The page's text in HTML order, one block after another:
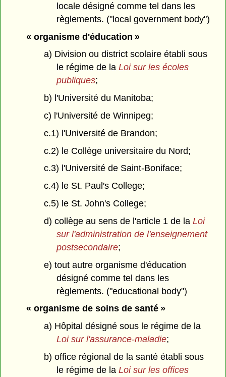
locale désigné comme tel dans les
règlements. ("local government body")
« organisme d'éducation »
a) Division ou district scolaire établi sous
le régime de la Loi sur les écoles
publiques;
b) l'Université du Manitoba;
c) l'Université de Winnipeg;
c.1) l'Université de Brandon;
c.2) le Collège universitaire du Nord;
c.3) l'Université de Saint-Boniface;
c.4) le St. Paul's College;
c.5) le St. John's College;
d) collège au sens de l'article 1 de la Loi
sur l'administration de l'enseignement
postsecondaire;
e) tout autre organisme d'éducation
désigné comme tel dans les
règlements. ("educational body")
« organisme de soins de santé »
a) Hôpital désigné sous le régime de la
Loi sur l'assurance-maladie;
b) office régional de la santé établi sous
le régime de la Loi sur les offices